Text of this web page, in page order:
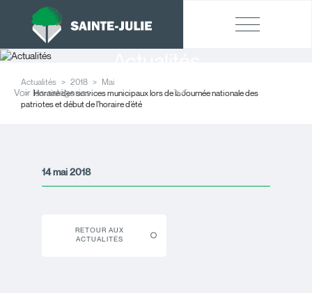
Actualités 2018
Mai
Horaire des services municipaux lors de la Journée nationale des
patriotes et début de l’horaire d’été
Voir les catégories
14 mai 2018
RETOUR AUX
ACTUALITÉS